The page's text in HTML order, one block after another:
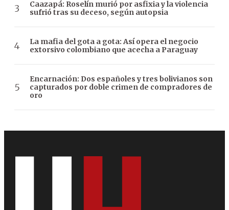
Caazapá: Roselín murió por asfixia y la violencia
sufrió tras su deceso, según autopsia
La mafia del gota a gota: Así opera el negocio
extorsivo colombiano que acecha a Paraguay
Encarnación: Dos españoles y tres bolivianos son
capturados por doble crimen de compradores de
oro